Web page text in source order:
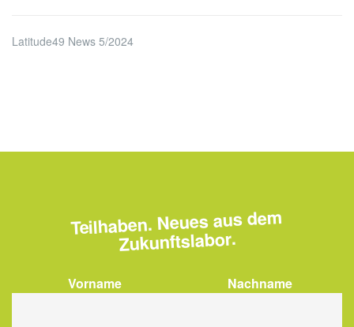
Latitude49 News 5/2024
Teilhaben. Neues aus dem
Zukunftslabor.
Vorname Nachname